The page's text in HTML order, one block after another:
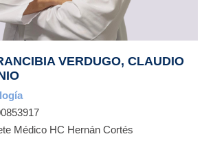
VERDUGO, CLAUDIO
Médico HC Hernán Cortés